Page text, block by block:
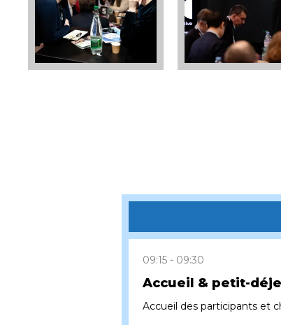
09:15 09:30
Accueil & petit-
Accueil des participants et